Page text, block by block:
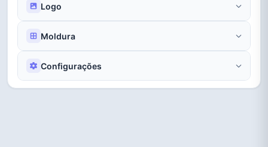
Escaneie-me
Logo
Moldura
Configurações